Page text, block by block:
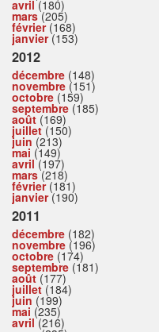
avril(180)
mars(205)
février(168)
janvier(153)
2012
décembre (148)
novembre (151)
octobre (159)
septembre (185)
août (169)
juillet(150)
juin (213)
mai (149)
avril(197)
mars(218)
février(181)
janvier(190)
2011
décembre (182)
novembre (196)
octobre (174)
septembre (181)
août (177)
juillet(184)
juin (199)
mai (235)
avril(216)